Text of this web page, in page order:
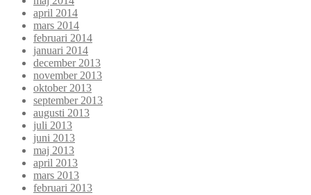
april 2014
mars 2014
februari 2014
januari 2014
december 2013
november 2013
oktober 2013
september 2013
augusti 2013
juli 2013
juni 2013
maj 2013
april 2013
mars 2013
februari 2013